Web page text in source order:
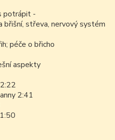
potrápit -
břišní, střeva, nervový systém
péče o břicho
aspekty
2:41